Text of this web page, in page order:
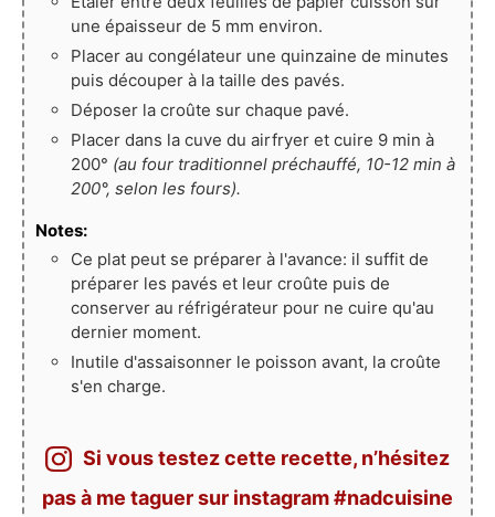
une épaisseur de 5 mm environ.
Placer au congélateur une quinzaine de minutes
puis découper à la taille des pavés.
Déposer la croûte sur chaque pavé.
Placer dans la cuve du airfryer et cuire 9 min à
200° (au four traditionnel préchauffé, 10-12 min à
200°, selon les fours).
Notes:
Ce plat peut se préparer à l'avance: il suffit de
préparer les pavés et leur croûte puis de
conserver au réfrigérateur pour ne cuire qu'au
dernier moment.
Inutile d'assaisonner le poisson avant, la croûte
s'en charge.
Si vous testez cette recette, n’hésitez
pas à me taguer sur instagram #nadcuisine